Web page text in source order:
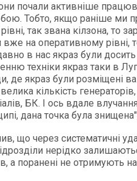
почали активніше
бою. Тобто, якщо раніше ми
так звана кілзона, то
на оперативному рівні,
в нас якраз були
техніки якраз таки в
де якраз були розміщені
кількість
БК. І ось вдале
дана точка була
що через систематичні
нерідко
а поранені не отримують